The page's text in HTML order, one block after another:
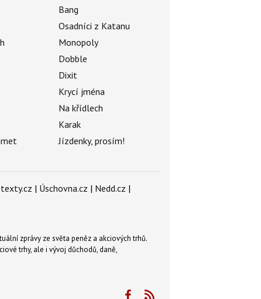
Bang
Osadníci z Katanu
Monopoly
Dobble
Dixit
Krycí jména
Na křídlech
Karak
Jízdenky, prosím!
| Úschovna.cz | Nedd.cz |
zprávy ze světa peněz a akciových trhů.
trhy, ale i vývoj důchodů, daně,